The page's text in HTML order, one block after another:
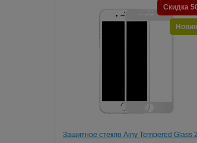
Защитное стекло Ainy Tempered Glass
Скидка